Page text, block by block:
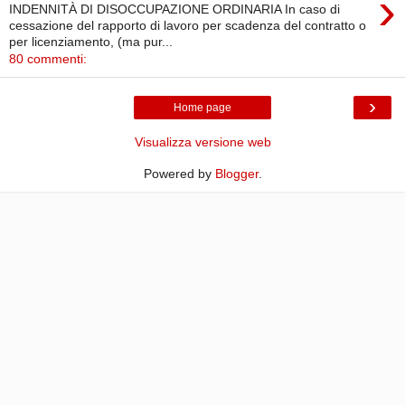
INDENNITÀ DI DISOCCUPAZIONE ORDINARIA In caso di
cessazione del rapporto di lavoro per scadenza del contratto o
per licenziamento, (ma pur...
80 commenti:
›
Home page
Visualizza versione web
Powered by Blogger.